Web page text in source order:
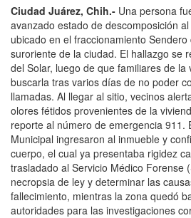
Ciudad Juárez, Chih.- Una persona
avanzado estado de descomposición
ubicado en el fraccionamiento
suroriente de la ciudad. El hallazgo se
del Solar, luego de que familiares de la
buscarla tras varios días de no poder
llamadas. Al llegar al sitio, vecinos
olores fétidos provenientes de la
reporte al número de emergencia 911.
Municipal ingresaron al inmueble y
cuerpo, el cual ya presentaba rigidez
trasladado al Servicio Médico Forense
necropsia de ley y determinar las
fallecimiento, mientras la zona quedó
autoridades para las investigaciones